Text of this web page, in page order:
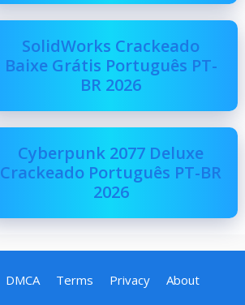
SolidWorks Crackeado
Baixe Grátis Português PT-
BR 2026
Cyberpunk 2077 Deluxe
Crackeado Português PT-BR
2026
DMCA Terms Privacy
About